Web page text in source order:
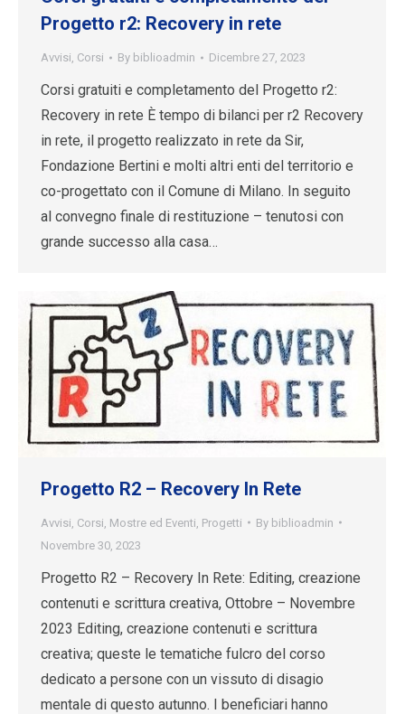
Progetto r2: Recovery in rete
Avvisi, Corsi By biblioadmin Dicembre 27, 2023
Corsi gratuiti e completamento del Progetto r2:
Recovery in rete È tempo di bilanci per r2 Recovery
in rete, il progetto realizzato in rete da Sir,
Fondazione Bertini e molti altri enti del territorio e
co-progettato con il Comune di Milano. In seguito
al convegno finale di restituzione – tenutosi con
grande successo alla casa…
Progetto R2 – Recovery In Rete
Avvisi Corsi Mostre ed Eventi Progetti By biblioadmin
Novembre 30, 2023
Progetto R2 – Recovery In Rete: Editing, creazione
contenuti e scrittura creativa, Ottobre – Novembre
2023 Editing, creazione contenuti e scrittura
creativa; queste le tematiche fulcro del corso
dedicato a persone con un vissuto di disagio
mentale di questo autunno. I beneficiari hanno